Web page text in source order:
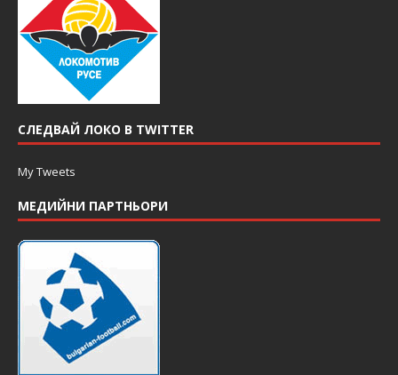
СЛЕДВАЙ ЛОКО В TWITTER
My Tweets
МЕДИЙНИ ПАРТНЬОРИ